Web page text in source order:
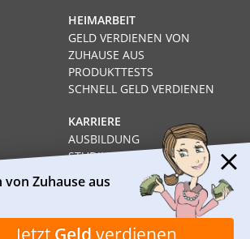
HEIMARBEIT
GELD VERDIENEN VON
ZUHAUSE AUS
PRODUKTTESTS
SCHNELL GELD VERDIENEN
KARRIERE
AUSBILDUNG
STUDIUM
GEHÄLTER
Datenschutz Kontakt Über Heimarbeit.de
von Zuhause aus
Jetzt Geld verdienen